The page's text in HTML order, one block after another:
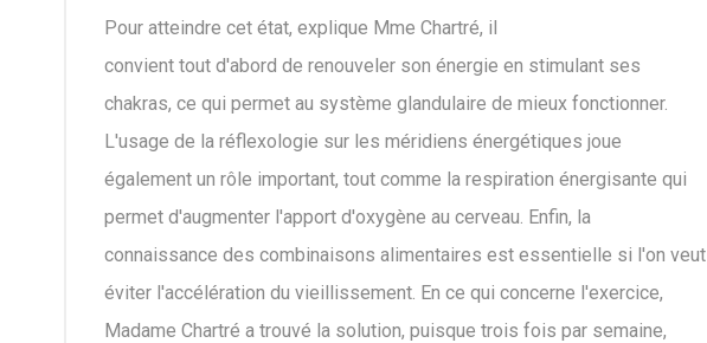
Pour atteindre cet état, explique Mme Chartré, il
convienttout d'abord de renouveler son énergie en stimulant ses
chakras, ce qui permet au système glandulaire de mieux fonctionner.
L'usage de la réflexologie sur les méridiens énergétiques joue
également un rôle important, tout comme la respiration énergisante qui
permet d'augmenter l'apport d'oxygène au cerveau. Enfin, la
connaissance des combinaisons alimentaires est essentielle si l'on veut
éviter l'accélération du vieillissement. En ce qui concerne l'exercice,
Madame Chartré a trouvé la solution, puisque trois fois par semaine,